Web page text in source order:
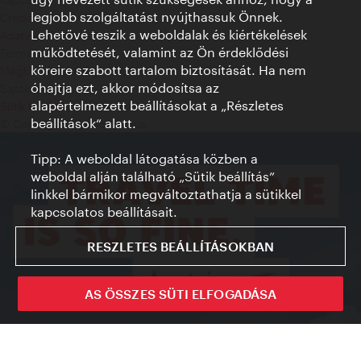
Credits
Adatvédelmi nyilatkozat
Terms of Use
Megközelíthetőség
Sajtókapcsolat
Sütik beállítása
© Copyright WienTourismus
legjobb szolgáltatást nyújthassuk Önnek.
Lehetővé teszik a weboldalak és kiértékelések
működtetését, valamint az Ön érdeklődési
köreire szabott tartalom biztosítását. Ha nem
óhajtja ezt, akkor módosítsa az
alapértelmezett beállításokat a „Részletes
beállítások“ alatt.
Tipp: A weboldal látogatása közben a
weboldal alján található „Sütik beállítás”
linkkel bármikor megváltoztathatja a sütikkel
kapcsolatos beállításait.
RESZLETES BEÁLLÍTÁSOKBAN
AS ÖSSZES SÜTI ELFOGADÁSA